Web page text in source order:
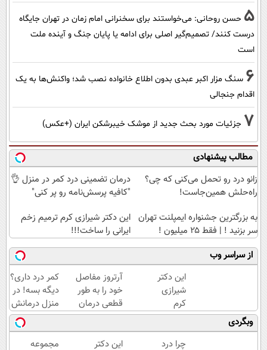
5 حسن روحانی: می‌خواستند برای سخنرانی امام زمان در تهران جایگاه
درست کنند/ تصمیم‌گیر اصلی برای ادامه یا پایان جنگ و آینده ملت
است
6 سنگ مزار اکبر عبدی بدون اطلاع خانواده نصب شد؛ واکنش‌ها به یک
اقدام جنجالی
7 جزئیات مورد بحث جدید از موشک خیبرشکن ایران (+عکس)
مطالب پیشنهادی
زانو درد رو تحمل می‌کنی که چی؟
راه‌حلش همین‌جاست!
درمان تضمینی درد کمر در منزل 👌
"کافیه پرسش‌نامه رو پر کنی"
به بزرگترین جشنواره ایمپلنت تهران
سر بزنید ! | فقط ۲۵ میلیون !
این دکتر شیرازی کرم ترمیم زخم
ایرانی را ساخت!!!
از سراسر وب
این دکتر
شیرازی
کرم
ترمیم
زخم
ایرانی را
آرتروز مفاصل
خود را به طور
قطعی درمان
کنید!
◗پرسش‌نامه◖
کمر درد داری؟
دیگه بسه! در
منزل درمانش
کن
(◀پرسش‌نامه)
وبگردی
چرا درد
این دکتر مجموعه